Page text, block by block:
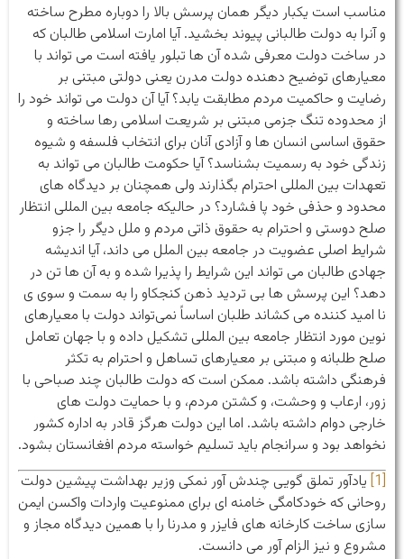
مناسب است یکبار دیگر همان پرسش بالا را دوباره مطرح ساخته
و آنرا به دولت طالبانی پیوند بخشید. آیا امارت اسلامی طالبان که
در ساخت دولت معرفی شده آن ها تبلور یافته است می تواند با
معیارهای توضیح دهنده دولت مدرن یعنی دولتی مبتنی بر
رضایت و حاکمیت مردم مطابقت یابد؟ آیا آن دولت می تواند خود را
از محدوده تنگ جزمی مبتنی بر شریعت اسلامی رها ساخته و
حقوق اساسی انسان ها و آزادی آنان برای انتخاب فلسفه و شیوه
زندگی خود به رسمیت بشناسد؟ آیا حکومت طالبان می تواند به
تعهدات بین المللی احترام بگذارند ولی همچنان بر دیدگاه های
محدود و حذفی خود پا فشارد؟ در حالیکه جامعه بین المللی انتظار
صلح دوستی و احترام به حقوق ذاتی مردم و ملل دیگر را جزو
شرایط اصلی عضویت در جامعه بین الملل می داند، آیا اندیشه
جهادی طالبان می تواند این شرایط را پذیرا شده و به آن ها تن در
دهد؟ این پرسش ها بی تردید ذهن کنجکاو را به سمت و سوی ی
نا امید کننده می کشاند طلبان اساساً نمی‌تواند دولت با معیارهای
نوین مورد انتظار جامعه بین المللی تشکیل داده و با جهان تعامل
صلح طلبانه و مبتنی بر معیارهای تساهل و احترام به تکثر
فرهنگی داشته باشد. ممکن است که دولت طالبان چند صباحی با
زور، ارعاب و وحشت، و کشتن مردم، و با حمایت دولت های
خارجی دوام داشته باشد. اما این دولت هرگز قادر به اداره کشور
نخواهد بود و سرانجام باید تسلیم خواسته مردم افغانستان بشود.
[1]
یادآور تملق گویی چندش آور نمکی وزیر بهداشت پیشین دولت
روحانی که خودکامگی خامنه ای برای ممنوعیت واردات واکسن ایمن
سازی ساخت کارخانه های فایزر و مدرنا را با همین دیدگاه مجاز و
مشروع و نیز الزام آور می دانست.